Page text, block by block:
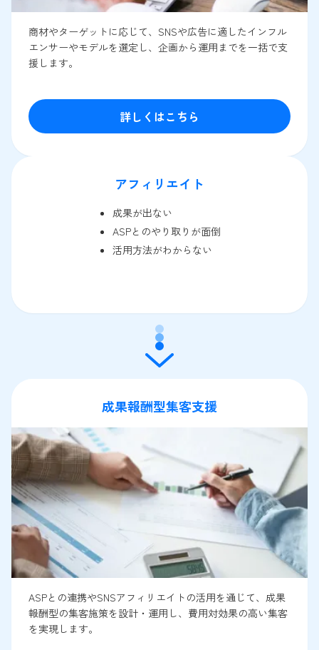
商材やターゲットに応じて、SNSや広告に適したインフル
エンサーやモデルを選定し、企画から運用までを一括で支
援します。
詳しくはこちら
アフィリエイト
成果が出ない
ASPとのやり取りが面倒
活用方法がわからない
成果報酬型集客支援
ASPとの連携やSNSアフィリエイトの活用を通じて、成果
報酬型の集客施策を設計・運用し、費用対効果の高い集客
を実現します。